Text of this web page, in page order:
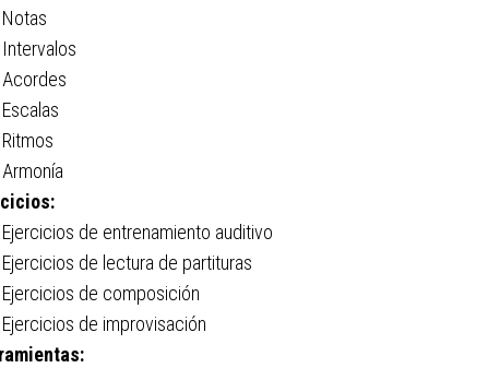
Notas
Intervalos
Acordes
Escalas
Ritmos
Armonía
Ejercicios de entrenamiento auditivo
Ejercicios de lectura de partituras
Ejercicios de composición
Ejercicios de improvisación